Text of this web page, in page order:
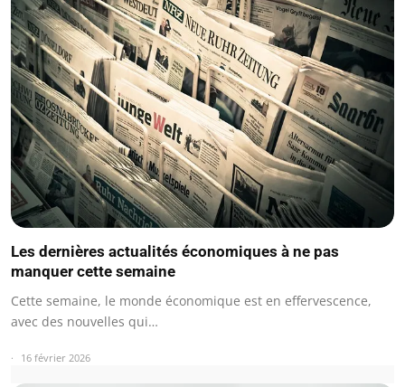
Les dernières actualités économiques à ne pas
manquer cette semaine
Cette semaine, le monde économique est en effervescence,
avec des nouvelles qui…
16 février 2026